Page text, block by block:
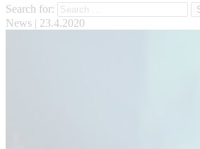
Search for:
News | 23.4.2020